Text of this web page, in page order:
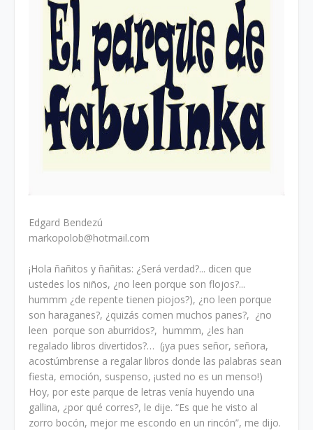
Edgard Bendezú
markopolob@hotmail.com
¡Hola ñañitos y ñañitas: ¿Será verdad?... dicen que
ustedes los niños, ¿no leen porque son flojos?...
hummm ¿de repente tienen piojos?), ¿no leen porque
son haraganes?, ¿quizás comen muchos panes?, ¿no
leen porque son aburridos?, hummm, ¿les han
regalado libros divertidos?… (¡ya pues señor, señora,
acostúmbrense a regalar libros donde las palabras sean
fiesta, emoción, suspenso, ¡usted no es un menso!)
Hoy, por este parque de letras venía huyendo una
gallina, ¿por qué corres?, le dije. “Es que he visto al
zorro bocón, mejor me escondo en un rincón”, me dijo.